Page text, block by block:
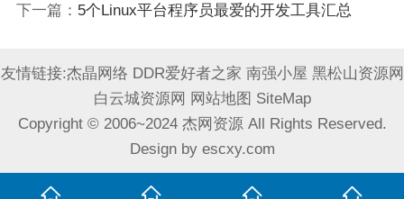
下一篇： 5个Linux平台程序员最爱的开发工具汇总
友情链接:杰晶网络 DDR爱好者之家 南强小屋 黑松山资源网
白云城资源网 网站地图 SiteMap
Copyright © 2006~2024 杰网资源 All Rights Reserved.
Design by escxy.com